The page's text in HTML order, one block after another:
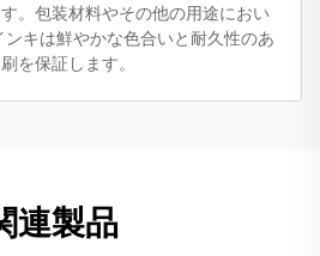
。包装材料やその他の用途におい
キは鮮やかな色合いと耐久性のあ
を保証します。
連製品